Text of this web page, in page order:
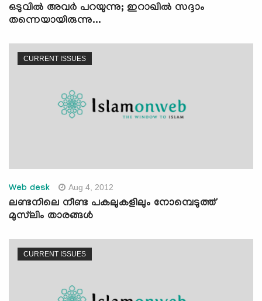
ഒടുവില്‍ അവര്‍ പറയുന്നു; ഇറാഖില്‍ സദ്ദാം
തന്നെയായിരുന്നു...
CURRENT ISSUES
Web desk Aug 4, 2012
ലണ്ടനിലെ നീണ്ട പകലുകളിലും നോമ്പെടുത്ത്
മുസ്‌ലിം താരങ്ങള്‍
CURRENT ISSUES